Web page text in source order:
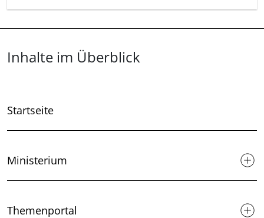
Überblick: Inhalte
Inhalte im Überblick
Startseite
Ministerium
Themenportal